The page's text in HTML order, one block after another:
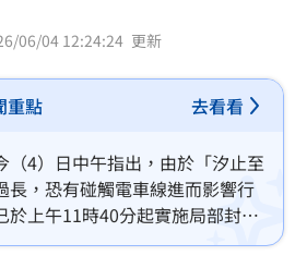
06/04 12:24:24 更新
重點 去看看
（4）日中午指出，由於「汐止至
長，恐有碰觸電車線進而影響行
於上午11時40分起實施局部封鎖
搶修作業，四腳亭=七堵間暫以東